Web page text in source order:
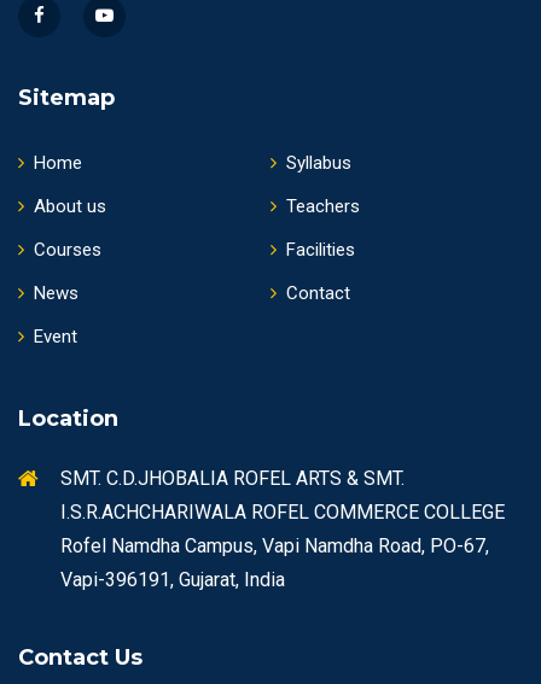
Sitemap
Home
About us
Courses
News
Event
Syllabus
Teachers
Facilities
Contact
Location
SMT. C.D.JHOBALIA ROFEL ARTS & SMT.
I.S.R.ACHCHARIWALA ROFEL COMMERCE COLLEGE
Rofel Namdha Campus, Vapi Namdha Road, PO-67,
Vapi-396191, Gujarat, India
Contact Us